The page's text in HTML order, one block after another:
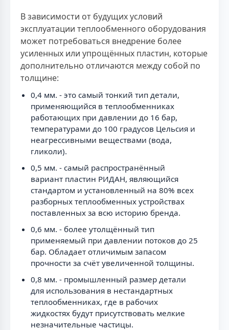
В зависимости от будущих условий
эксплуатации теплообменного оборудования
может потребоваться внедрение более
усиленных или упрощённых пластин, которые
дополнительно отличаются между собой по
толщине:
0,4 мм. - это самый тонкий тип детали,
применяющийся в теплообменниках
работающих при давлении до 16 бар,
температурами до 100 градусов Цельсия и
неагрессивными веществами (вода,
гликоли).
0,5 мм. - самый распространённый
вариант пластин РИДАН, являющийся
стандартом и установленный на 80% всех
разборных теплообменных устройствах
поставленных за всю историю бренда.
0,6 мм. - более утолщённый тип
применяемый при давлении потоков до 25
бар. Обладает отличимым запасом
прочности за счёт увеличенной толщины.
0,8 мм. - промышленный размер детали
для использования в нестандартных
теплообменниках, где в рабочих
жидкостях будут присутствовать мелкие
незначительные частицы.